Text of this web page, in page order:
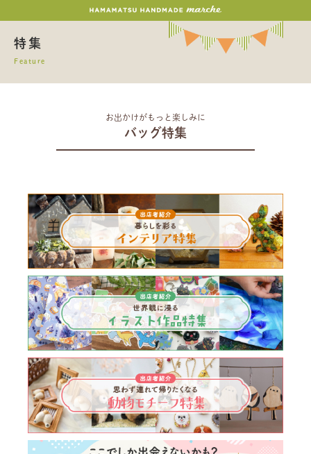
特集
Feature
お出かけがもっと楽しみに
バッグ特集